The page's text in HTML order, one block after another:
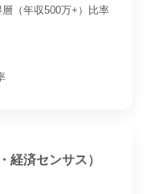
（年収500万+）比率
経済センサス）